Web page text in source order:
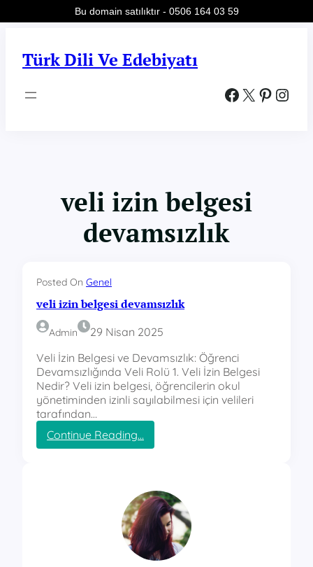
Türk Dili Ve Edebiyatı
Facebook X Pinterest Instagram
veli izin belgesi
devamsızlık
Posted On Genel
veli izin belgesi devamsızlık
Admin
29 Nisan 2025
Veli İzin Belgesi ve Devamsızlık: Öğrenci
Devamsızlığında Veli Rolü 1. Veli İzin Belgesi
Nedir? Veli izin belgesi, öğrencilerin okul
yönetiminden izinli sayılabilmesi için velileri
tarafından…
Continue Reading…
v
i
i
z
i
n
b
Bu domain satılıktır - 0506 164 03 59